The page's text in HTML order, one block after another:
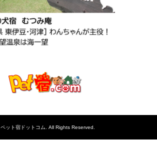
ペット宿ドットコム. All Rights Reserved.